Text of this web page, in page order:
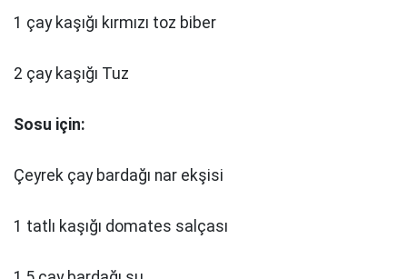
1 çay kaşığı kırmızı toz biber
2 çay kaşığı Tuz
Sosu için:
Çeyrek çay bardağı nar ekşisi
1 tatlı kaşığı domates salçası